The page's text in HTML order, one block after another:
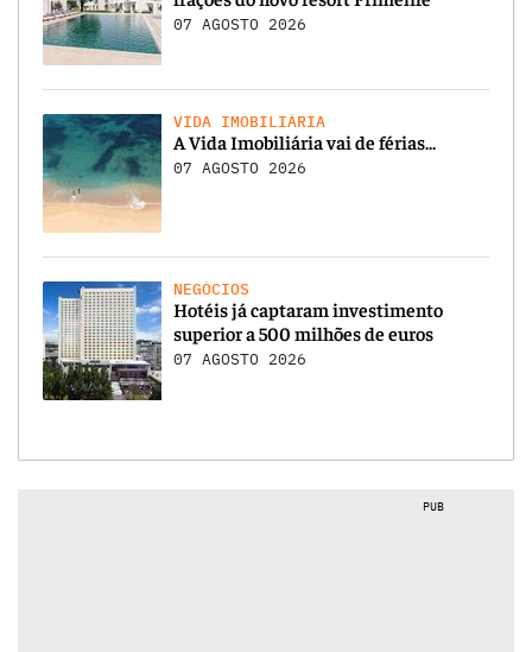
07 AGOSTO 2026
VIDA IMOBILIÁRIA
A Vida Imobiliária vai de férias…
07 AGOSTO 2026
NEGÓCIOS
Hotéis já captaram investimento
superior a 500 milhões de euros
07 AGOSTO 2026
PUB